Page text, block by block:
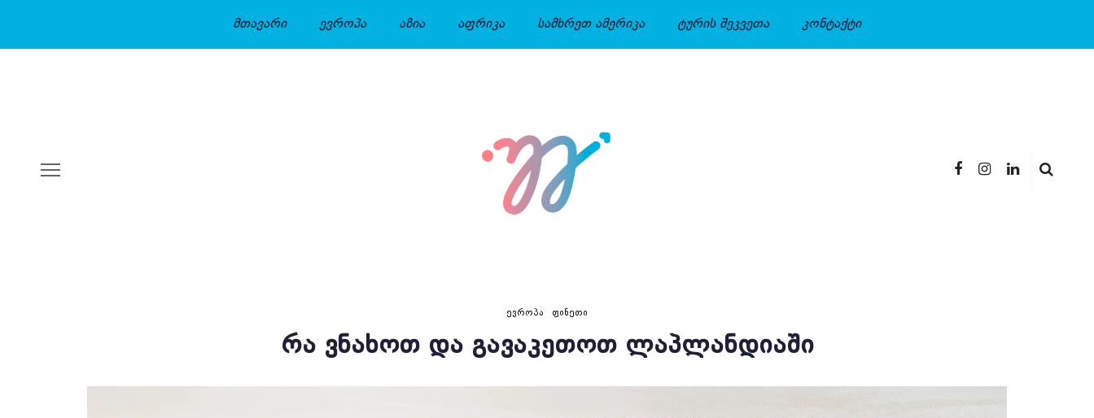
მთავარი ევროპა აზია აფრიკა სამხრეთ ამერიკა ტურის შეკვეთა კონტაქტი
ᲔᲕᲠᲝᲞᲐ ᲤᲘᲜᲔᲗᲘ
ᲠᲐ ᲕᲜᲐᲮᲝᲗ ᲓᲐ ᲒᲐᲕᲐᲙᲔᲗᲝᲗ ᲚᲐᲞᲚᲐᲜᲓᲘᲐᲨᲘ